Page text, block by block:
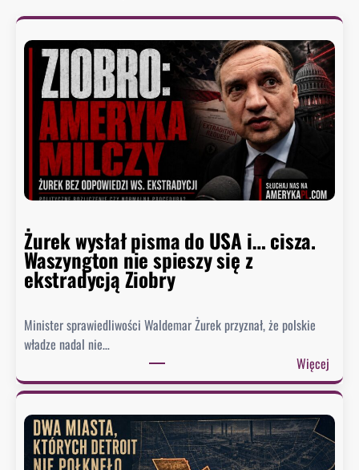
Żurek wysłał pisma do USA i… cisza.
Waszyngton nie spieszy się z
ekstradycją Ziobry
Minister sprawiedliwości Waldemar Żurek przyznał, że polskie
władze nadal nie…
Więcej:
Ż
r
e
k